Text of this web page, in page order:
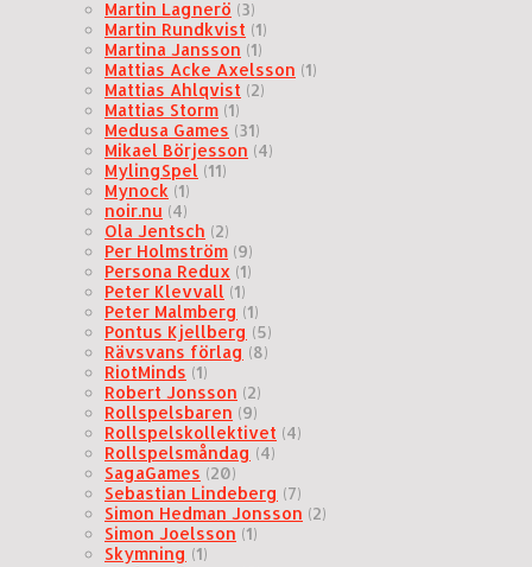
Martin Lagnerö (3)
Martin Rundkvist (1)
Martina Jansson (1)
Mattias Acke Axelsson (1)
Mattias Ahlqvist (2)
Mattias Storm (1)
Medusa Games (31)
Mikael Börjesson (4)
MylingSpel (11)
Mynock (1)
noir.nu (4)
Ola Jentsch (2)
Per Holmström (9)
Persona Redux (1)
Peter Klevvall (1)
Peter Malmberg (1)
Pontus Kjellberg (5)
Rävsvans förlag (8)
RiotMinds (1)
Robert Jonsson (2)
Rollspelsbaren (9)
Rollspelskollektivet (4)
Rollspelsmåndag (4)
SagaGames (20)
Sebastian Lindeberg (7)
Simon Hedman Jonsson (2)
Simon Joelsson (1)
Skymning (1)